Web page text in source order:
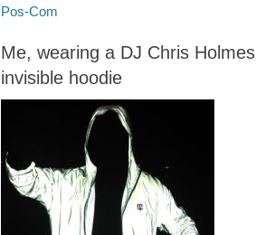
Pos-Com
Me, wearing a DJ Chris Holmes
invisible hoodie